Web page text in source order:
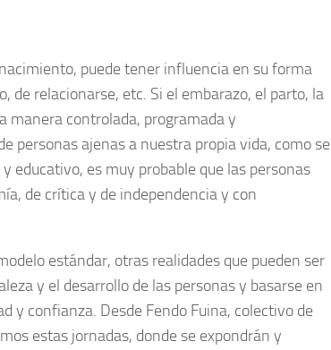
puede tener influencia en su forma
de relacionarse, etc. Si el embarazo, el parto, la
manera controlada, programada y
personas ajenas a nuestra propia vida, como se
educativo, es muy probable que las personas
de crítica y de independencia y con
estándar, otras realidades que pueden ser
y el desarrollo de las personas y basarse en
y confianza. Desde Fendo Fuina, colectivo de
estas jornadas, donde se expondrán y